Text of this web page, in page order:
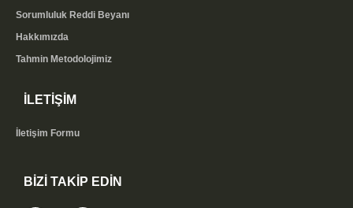
Sorumluluk Reddi Beyanı
Hakkımızda
Tahmin Metodolojimiz
İLETİŞİM
İletişim Formu
BİZİ TAKİP EDİN